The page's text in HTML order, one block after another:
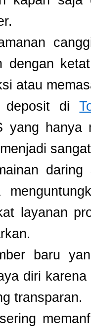
dengan
atau
deposit di
yang hanya
layanan
baru
diri
transparan.